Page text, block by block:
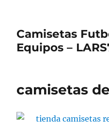
Camisetas
Equipos –
camisetas